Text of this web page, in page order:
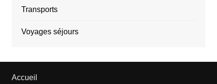
Transports
Voyages séjours
Accueil